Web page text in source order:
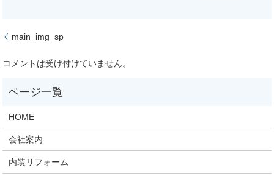
main_img_sp
コメントは受け付けていません。
HOME
会社案内
内装リフォーム